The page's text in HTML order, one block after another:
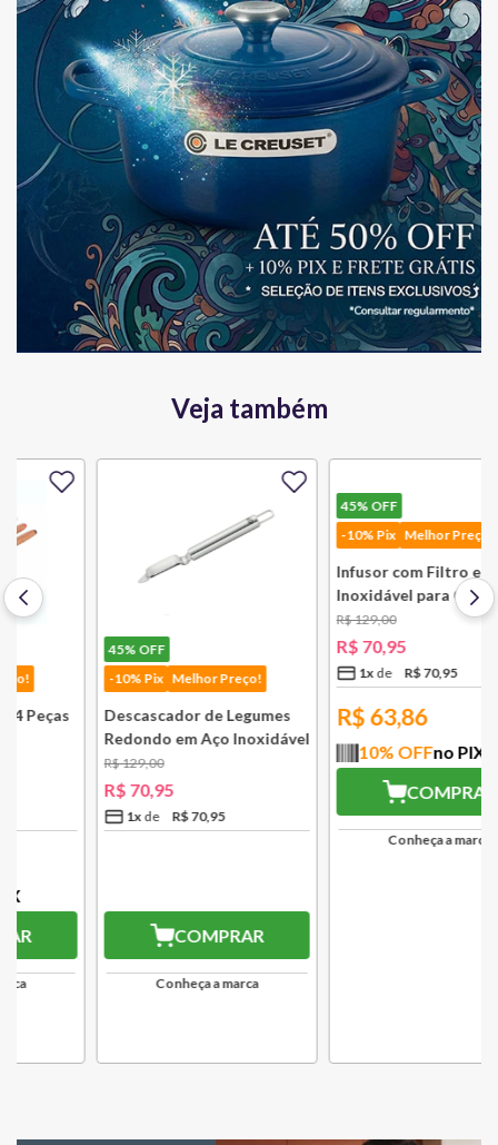
Veja também
Melhor Preço!
Descascador de Legumes
Redondo em Aço Inoxidável
131 mm Bsf
R$70,95
COMPRAR
Conheça a marca
Melhor Preço!
Infusor com Filtro em Aço
Inoxidável para Chá
Lausanne Bsf
R$70,95